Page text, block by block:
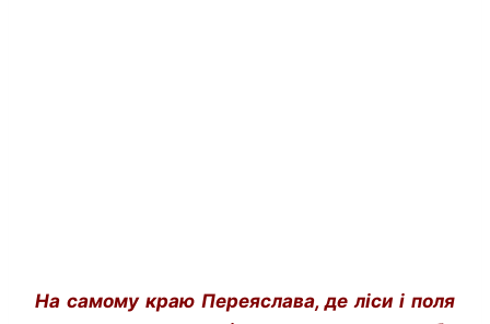
На самому краю Переяслава, де ліси і поля